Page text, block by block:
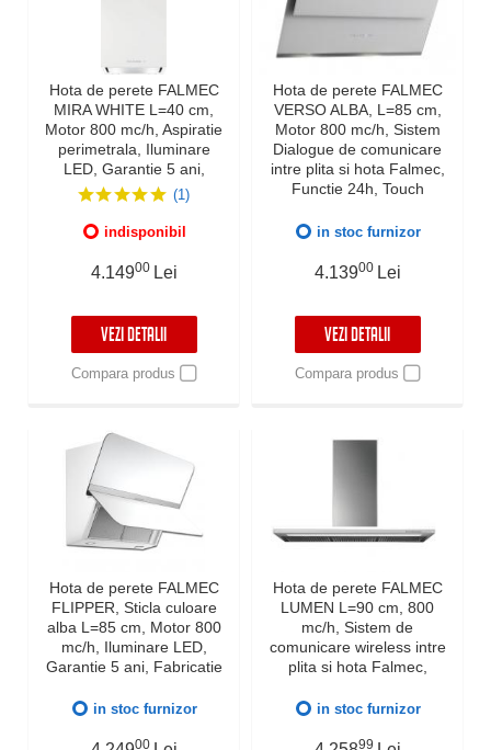
Hota de perete FALMEC
MIRA WHITE L=40 cm,
Motor 800 mc/h, Aspiratie
perimetrala, Iluminare
LED, Garantie 5 ani,
Fabricatie Italia, Culoarea
(1)
indisponibil
4.14900 Lei
VEZI DETALII
Compara produs
Hota de perete FALMEC
VERSO ALBA, L=85 cm,
Motor 800 mc/h, Sistem
Dialogue de comunicare
intre plita si hota Falmec,
Functie 24h, Touch
Dimabila si Dinamica,
Italia
in stoc furnizor
4.13900 Lei
VEZI DETALII
Compara produs
Hota de perete FALMEC
FLIPPER, Sticla culoare
alba L=85 cm, Motor 800
mc/h, Iluminare LED,
Garantie 5 ani, Fabricatie
in stoc furnizor
00
Hota de perete FALMEC
LUMEN L=90 cm, 800
mc/h, Sistem de
comunicare wireless intre
plita si hota Falmec,
ani, Iluminat LED
in stoc furnizor
99